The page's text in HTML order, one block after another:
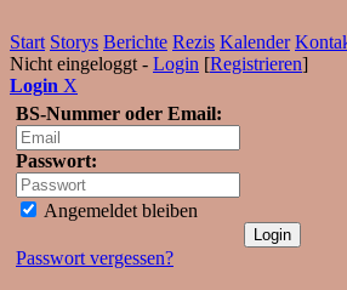
Start Storys Berichte Rezis Kalender
Nicht eingeloggt - Login [Registrieren]
Login X
BS-Nummer oder Email:
Passwort:
Angemeldet bleiben
Passwort vergessen?